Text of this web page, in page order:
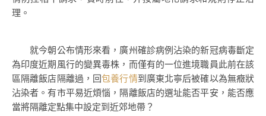
理。
就今朝公布情形來看，廣州確診病例沾染的新冠病毒斷定
為印度近期風行的變異毒株，而僅有的一位進境職員此前在該
區隔離飯店隔離過，回包養行情到廣東北寧后被確以為無癥狀
沾染者。有市平易近煩惱，隔離飯店的選址能否平安，能否應
當將隔離定點集中設定到近郊地帶？